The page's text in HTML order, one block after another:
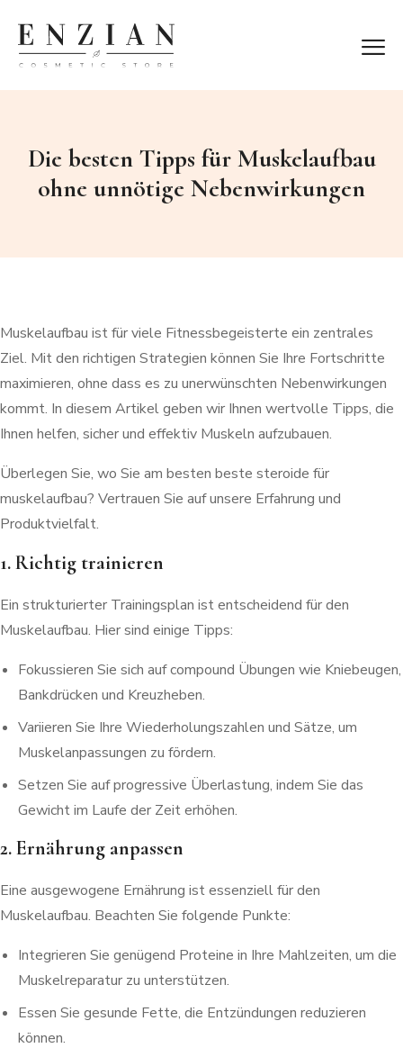
Die besten Tipps für Muskelaufbau
ohne unnötige Nebenwirkungen
Muskelaufbau ist für viele Fitnessbegeisterte ein zentrales
Ziel. Mit den richtigen Strategien können Sie Ihre Fortschritte
maximieren, ohne dass es zu unerwünschten Nebenwirkungen
kommt. In diesem Artikel geben wir Ihnen wertvolle Tipps, die
Ihnen helfen, sicher und effektiv Muskeln aufzubauen.
Überlegen Sie, wo Sie am besten beste steroide für
muskelaufbau? Vertrauen Sie auf unsere Erfahrung und
Produktvielfalt.
1. Richtig trainieren
Ein strukturierter Trainingsplan ist entscheidend für den
Muskelaufbau. Hier sind einige Tipps:
Fokussieren Sie sich auf compound Übungen wie Kniebeugen,
Bankdrücken und Kreuzheben.
Variieren Sie Ihre Wiederholungszahlen und Sätze, um
Muskelanpassungen zu fördern.
Setzen Sie auf progressive Überlastung, indem Sie das
Gewicht im Laufe der Zeit erhöhen.
2. Ernährung anpassen
Eine ausgewogene Ernährung ist essenziell für den
Muskelaufbau. Beachten Sie folgende Punkte:
Integrieren Sie genügend Proteine in Ihre Mahlzeiten, um die
Muskelreparatur zu unterstützen.
Essen Sie gesunde Fette, die Entzündungen reduzieren
können.